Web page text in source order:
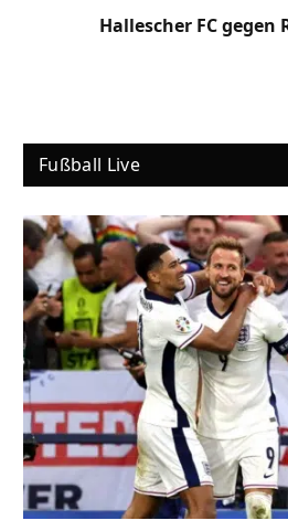
Hallescher FC gegen
Fußball Live